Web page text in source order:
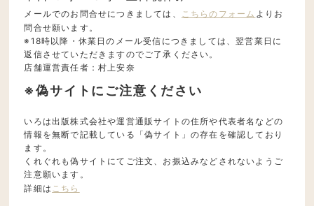
メールでのお問合せにつきましては、 こちらのフォーム よりお
問合せ願います。
※18時以降・休業日のメール受信につきましては、翌営業日に
返信させていただきますのでご了承ください。
店舗運営責任者：村上安奈
※偽サイトにご注意ください
いろは出版株式会社や運営通販サイトの住所や代表者名などの
情報を無断で記載している「偽サイト」の存在を確認しており
ます。
くれぐれも偽サイトにてご注文、お振込みなどされないようご
注意願います。
詳細は こちら